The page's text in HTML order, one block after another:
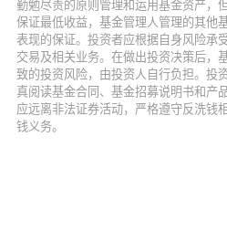
勤勉尽责的原则管理和运用基金资产，
保证最低收益，基金管理人管理的其他
表现的保证。投资者应根据自身风险承
交易及相关业务。在做出投资决策后，
致的投资风险，由投资人自行负担。投
真阅读基金合同、基金招募说明书和产
应远离非法证券活动，严格遵守反洗钱
钱义务。